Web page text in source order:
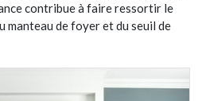
contribue à faire ressortir le
manteau de foyer et du seuil de